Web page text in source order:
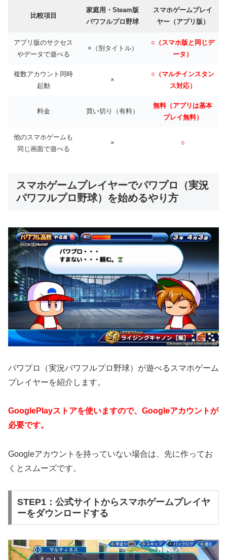
比較項目
家庭用・Steam版
パワフルプロ野球
スマホゲームプレイ
ヤー（アプリ版）
アプリ版のサクセス
やデータで遊べる
×（別タイトル）
○（スマホ版と同じデ
ータ）
複数アカウント同時
起動
×
○（マルチインスタン
ス対応）
料金 買い切り（有料）
無料（アプリは基本
プレイ無料）
他のスマホゲームも
同じ画面で遊べる
× ○
スマホゲームプレイヤーでパワプロ（実況
パワフルプロ野球）を始めるやり方
パワプロ（実況パワフルプロ野球）が遊べるスマホゲーム
プレイヤーを紹介します。
GooglePlayストアを使いますので、Googleアカウントが
必要です。
Googleアカウントを持っていない場合は、先に作ってお
くとスムーズです。
STEP1：公式サイトからスマホゲームプレイヤ
ーをダウンロードする